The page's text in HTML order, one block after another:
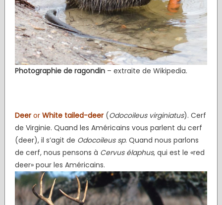
Photographie de ragondin– extraite de Wikipedia.
DeerorWhite tailed-deer(Odocoileus virginiatus). Cerf
de Virginie. Quand les Américains vous parlent du cerf
(deer), il s’agit de Odocoileus sp. Quand nous parlons
de cerf, nous pensons à Cervus élaphus, qui est le «red
deer» pour les Américains.